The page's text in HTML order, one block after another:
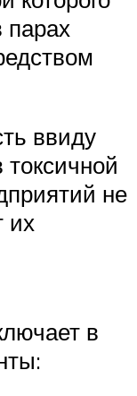
парах
ввиду
не
их
в